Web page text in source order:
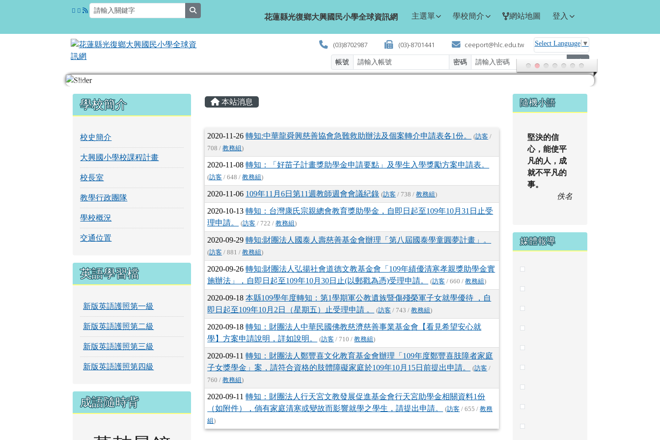
花蓮縣光復鄉大興國民小學全球資訊網
花蓮縣光復鄉大興國民小學全球資訊網 主選單 學校簡介 網站地圖 登入
(03)8702987 (03)-8701441 ceeport@hlc.edu.tw Select Language ▼
帳號 密碼 登入
左邊區域內容
學校簡介
校史簡介
大興國小學校課程計畫
校長室
教學行政團隊
學校概況
交通位置
英語學習檔
新版英語護照第一級
新版英語護照第二級
新版英語護照第三級
新版英語護照第四級
成語隨時背
主內容區域
本站消息
文章列表
2020-11-26轉知:中華龍舜興慈善協會急難救助辦法及個案轉介申請表各1份。 (訪客 /
708 /教務組)
2020-11-08轉知：「好苗子計畫獎助學金申請要點」及學生入學獎勵方案申請表。
(訪客 / 648 /教務組)
2020-11-06 109年11月6日第11週教師週會會議紀錄 (訪客 / 738 /教務組)
2020-10-13轉知：台灣康氏宗親總會教育獎助學金，自即日起至109年10月31日止受
理申請。
(訪客 / 722 /教務組)
2020-09-29轉知:財團法人國泰人壽慈善基金會辦理「第八屆國泰學童圓夢計畫」。
(訪客 / 881 /教務組)
2020-09-26轉知:財團法人弘揚社會道德文教基金會「109年績優清寒孝親獎助學金實
施辦法」，自即日起至109年10月30日止(以郵戳為憑)受理申請。
(訪客 / 660 /教務組)
2020-09-18本縣109學年度轉知：第1學期軍公教遺族暨傷殘榮軍子女就學優待 ，自
即日起至109年10月2日（星期五）止受理申請 。
(訪客 / 743 /教務組)
2020-09-18轉知：財團法人中華民國佛教慈濟慈善事業基金會【看見希望安心就
學】方案申請說明，詳如說明。
(訪客 / 710 /教務組)
2020-09-11轉知：財團法人鄭豐喜文化教育基金會辦理「109年度鄭豐喜肢障者家庭
子女獎學金」案，請符合資格的肢體障礙家庭於109年10月15日前提出申請。
(訪客 /
760 /教務組)
2020-09-11轉知：財團法人行天宮文教發展促進基金會行天宮助學金相關資料1份
（如附件），倘有家庭清寒或變故而影響就學之學生，請提出申請。
(訪客 / 655 /教務
組)
右邊區域內容
隨機小語
堅決的信
心，能使平
凡的人，成
就不平凡的
事。
佚名
媒體報導